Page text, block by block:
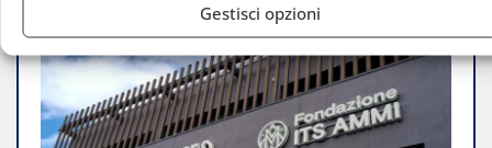
Gestisci opzioni